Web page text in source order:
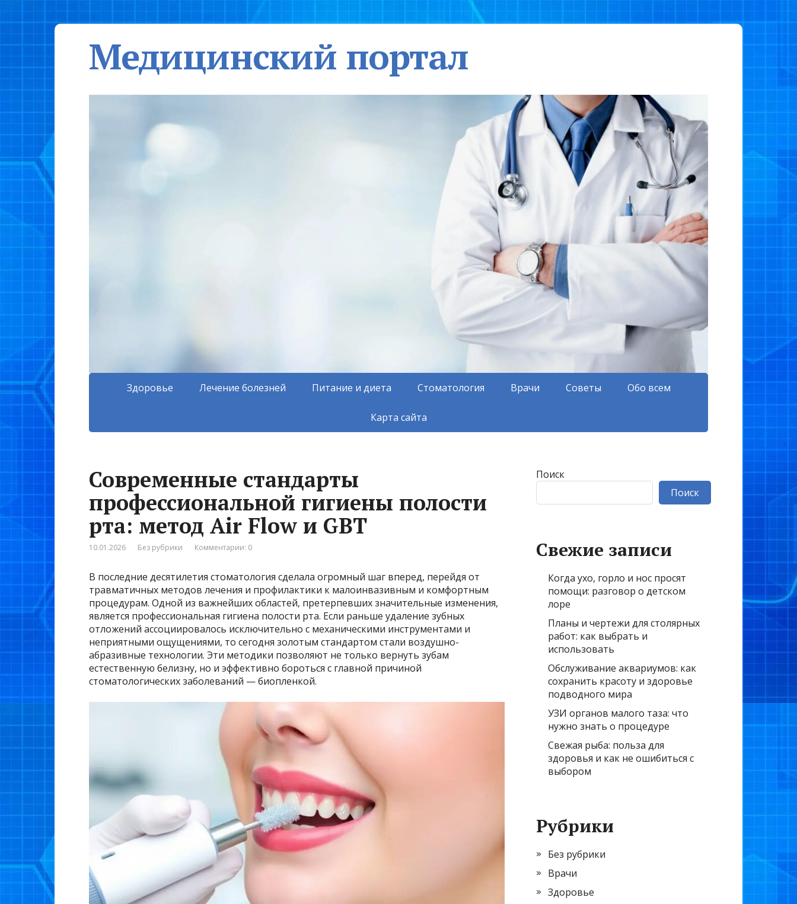
Медицинский портал
Здоровье Лечение болезней Питание и диета Стоматология Врачи Советы Обо всем
Карта сайта
Современные стандарты
профессиональной гигиены полости
рта: метод Air Flow и GBT
10.01.2026 Без рубрики Комментарии: 0
В последние десятилетия стоматология сделала огромный шаг вперед, перейдя от
травматичных методов лечения и профилактики к малоинвазивным и комфортным
процедурам. Одной из важнейших областей, претерпевших значительные изменения,
является профессиональная гигиена полости рта. Если раньше удаление зубных
отложений ассоциировалось исключительно с механическими инструментами и
неприятными ощущениями, то сегодня золотым стандартом стали воздушно-
абразивные технологии. Эти методики позволяют не только вернуть зубам
естественную белизну, но и эффективно бороться с главной причиной
стоматологических заболеваний — биопленкой.
Поиск
Поиск
Свежие записи
Когда ухо, горло и нос просят
помощи: разговор о детском
лоре
Планы и чертежи для столярных
работ: как выбрать и
использовать
Обслуживание аквариумов: как
сохранить красоту и здоровье
подводного мира
УЗИ органов малого таза: что
нужно знать о процедуре
Свежая рыба: польза для
здоровья и как не ошибиться с
выбором
Рубрики
Без рубрики
Врачи
Здоровье